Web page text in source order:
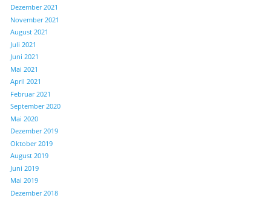
Dezember 2021
November 2021
August 2021
Juli 2021
Juni 2021
Mai 2021
April 2021
Februar 2021
September 2020
Mai 2020
Dezember 2019
Oktober 2019
August 2019
Juni 2019
Mai 2019
Dezember 2018